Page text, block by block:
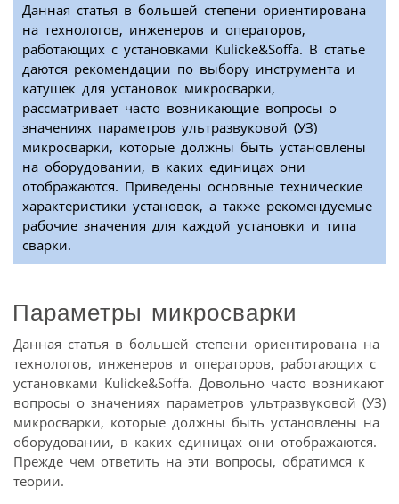
Данная статья в большей степени ориентирована
на технологов, инженеров и операторов,
работающих с установками Kulicke&Soffa. В статье
даются рекомендации по выбору инструмента и
катушек для установок микросварки,
рассматривает часто возникающие вопросы о
значениях параметров ультразвуковой (УЗ)
микросварки, которые должны быть установлены
на оборудовании, в каких единицах они
отображаются. Приведены основные технические
характеристики установок, а также рекомендуемые
рабочие значения для каждой установки и типа
сварки.
Параметры микросварки
Данная статья в большей степени ориентирована на
технологов, инженеров и операторов, работающих с
установками Kulicke&Soffa. Довольно часто возникают
вопросы о значениях параметров ультразвуковой (УЗ)
микросварки, которые должны быть установлены на
оборудовании, в каких единицах они отображаются.
Прежде чем ответить на эти вопросы, обратимся к
теории.